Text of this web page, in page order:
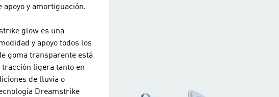
y amortiguación.
glow es una
y apoyo todos los
goma transparente está
ligera tanto en
de lluvia o
Dreamstrike